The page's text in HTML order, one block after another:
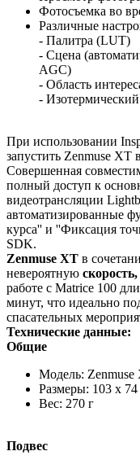
Фотосъемка во
Различные
- Палитра (LUT)
- Сцена
AGC)
- Область
-
При использовании
запустить Zenmuse XT
Совершенная
полный доступ к
видеотрансляции
автоматизированные
курса'' и ''Фиксация
SDK.
Zenmuse XT в
невероятную
работе с Matrice 100
минут, что идеально
спасательных
Технические данные:
Общие
Модель: Zenmuse
Размеры: 103 x
Вес: 270 г
Подвес